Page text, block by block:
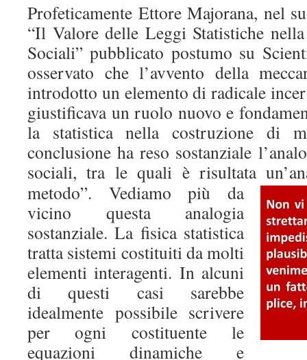
Profeticamente Ettore Majorana, nel
“Il Valore delle Leggi Statistiche
Sociali” pubblicato postumo su
osservato che l’avvento della
introdotto un elemento di radicale
giustificava un ruolo nuovo e
la statistica nella costruzione di
conclusione ha reso sostanziale
sociali, tra le quali è risultata
metodo”. Vediamo più da
vicino questa analogia
sostanziale. La fisica statistica
tratta sistemi costituiti da molti
elementi interagenti. In alcuni
di questi casi sarebbe
idealmente possibile scrivere
per ogni costituente le
equazioni dinamiche e